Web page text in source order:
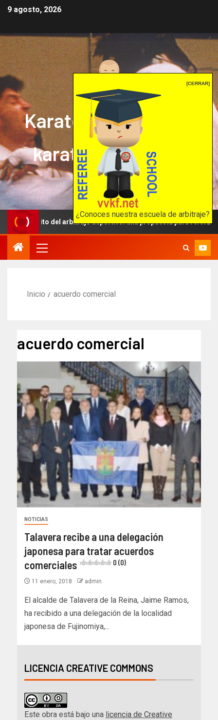
[CERRAR]
¿Conoces nuestra escuela de arbitraje?
9 agosto, 2026
Karate mrprepor: el
karate en internet
El karate en internet
ámbito del arbitraje deportivo: una propuesta para reforzar la
Inicio acuerdo comercial
acuerdo comercial
NOTICIAS
Talavera recibe a una delegación
japonesa para tratar acuerdos
comerciales
0 (0)
11 enero, 2018 admin
El alcalde de Talavera de la Reina, Jaime Ramos,
ha recibido a una delegación de la localidad
japonesa de Fujinomiya,...
LICENCIA CREATIVE COMMONS
Este obra está bajo una licencia de Creative